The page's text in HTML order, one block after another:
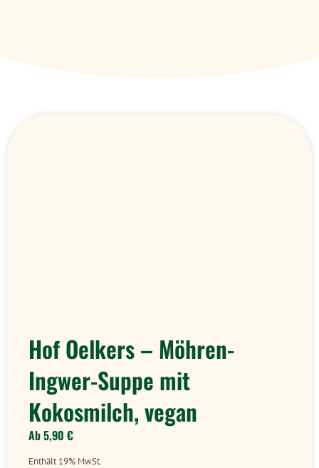
Hof Oelkers – Möhren-
Ingwer-Suppe mit
Kokosmilch, vegan
Ab5,90 €
Enthält 19% MwSt.